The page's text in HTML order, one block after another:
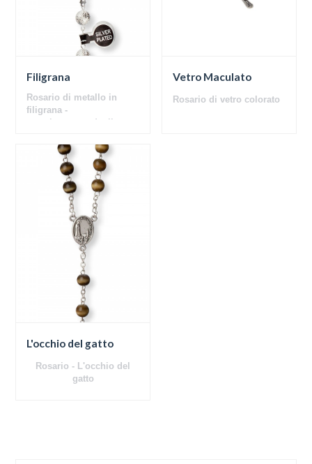
Filigrana
Rosario di metallo in
filigrana -
scatola con medaglia
Vetro Maculato
Rosario di vetro colorato
L'occhio del gatto
Rosario - L'occhio del
gatto